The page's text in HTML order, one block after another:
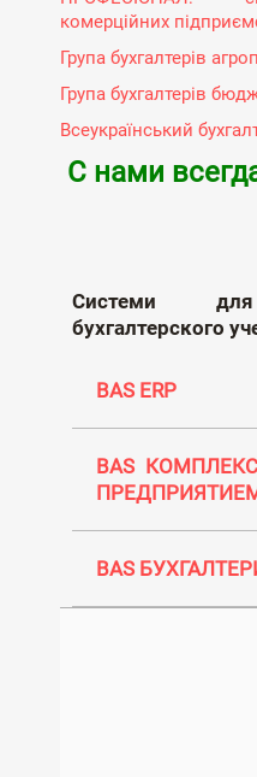
комерційних
Група бухгалтерів
Група бухгалтерів
Всеукраїнський
С нами
Системи для
бухгалтерского
BAS ERP
BAS
BAS